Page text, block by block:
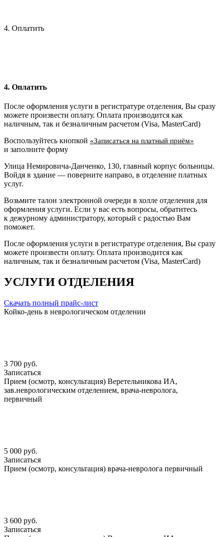
4. Оплатить
4. Оплатить
После оформления услуги в регистратуре отделения, Вы сразу
можете произвести оплату. Оплата производится как
наличным, так и безналичным расчетом (Visa, MasterCard)
Воспользуйтесь кнопкой «Записаться на платный приём»
и заполните форму
Улица Немировича-Данченко, 130, главный корпус больницы.
Войдя в здание — поверните направо, в отделение платных
услуг.
Возьмите талон электронной очереди в холле отделения для
оформления услуги. Если у вас есть вопросы, обратитесь
к дежурному администратору, который с радостью Вам
поможет.
После оформления услуги в регистратуре отделения, Вы сразу
можете произвести оплату. Оплата производится как
наличным, так и безналичным расчетом (Visa, MasterCard)
УСЛУГИ ОТДЕЛЕНИЯ
Скачать полный прайс-лист
Койко-день в неврологическом отделении
3 700 руб.
Записаться
Прием (осмотр, консультация) Веретельникова ИА,
зав.неврологическим отделением, врача-невролога,
первичный
5 000 руб.
Записаться
Прием (осмотр, консультация) врача-невролога первичный
3 600 руб.
Записаться